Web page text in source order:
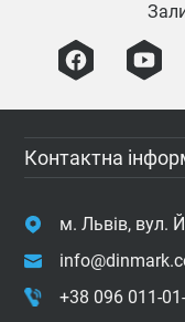
Контактна
м. Львів, вул.
+38 096 011-